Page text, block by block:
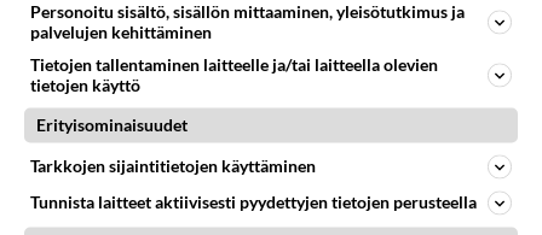
Danny, 83, teki yllättävän
teon - Missä on 25-vuotias
Helmi Loukasmäki?
Kun yksi kauhallinen ei riitä...
Tämä helppo arkiruoka ei jää
Personoitu sisältö, sisällön mittaaminen, yleisötutkimus ja
palvelujen kehittäminen
Tietojen tallentaminen laitteelle ja/tai laitteella olevien
tietojen käyttö
Erityisominaisuudet
Tarkkojen sijaintitietojen käyttäminen
Tunnista laitteet aktiivisesti pyydettyjen tietojen perusteella